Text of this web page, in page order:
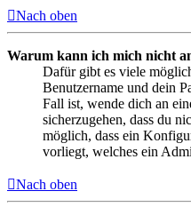
Nach oben
Warum kann ich mich nicht
Dafür gibt es viele
Benutzername und dein
Fall ist, wende dich an
sicherzugehen, dass du
möglich, dass ein
vorliegt, welches ein
Nach oben